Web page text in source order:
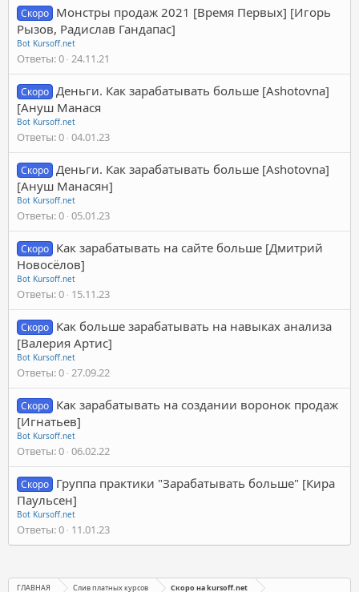
Скоро Монстры продаж 2021 [Время Первых] [Игорь
Рызов, Радислав Гандапас]
Bot Kursoff.net
Ответы 0 24.11.21
Скоро Деньги. Как зарабатывать больше [Ashotovna]
[Ануш Манася
Bot Kursoff.net
Ответы 0 04.01.23
Скоро Деньги. Как зарабатывать больше [Ashotovna]
[Ануш Манасян]
Bot Kursoff.net
Ответы 0 05.01.23
Скоро Как зарабатывать на сайте больше [Дмитрий
Новосёлов]
Bot Kursoff.net
Ответы 0 15.11.23
Скоро Как больше зарабатывать на навыках анализа
[Валерия Артис]
Bot Kursoff.net
Ответы 0 27.09.22
Скоро Как зарабатывать на создании воронок продаж
[Игнатьев]
Bot Kursoff.net
Ответы 0 06.02.22
Скоро Группа практики "Зарабатывать больше" [Кира
Паульсен]
Bot Kursoff.net
Ответы 0 11.01.23
ГЛАВНАЯ Слив платных курсов Скоро на kursoff.net